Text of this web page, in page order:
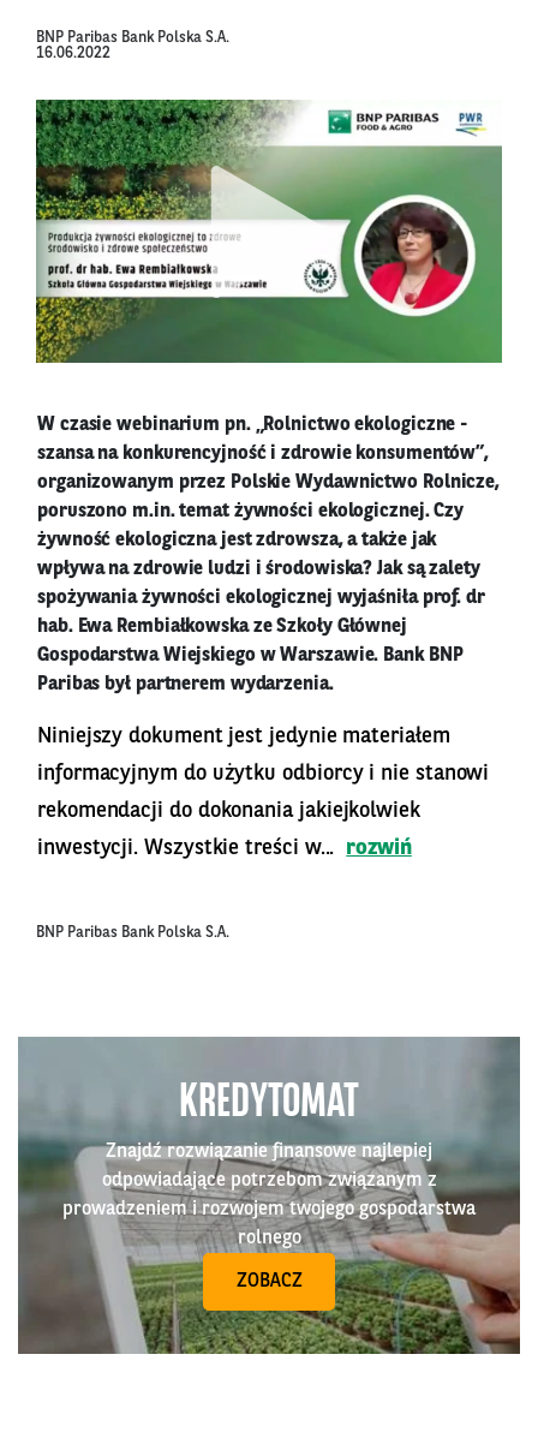
BNP Paribas Bank Polska S.A.
16.06.2022
W czasie webinarium pn. „Rolnictwo ekologiczne -
szansa na konkurencyjność i zdrowie konsumentów”,
organizowanym przez Polskie Wydawnictwo Rolnicze,
poruszono m.in. temat żywności ekologicznej. Czy
żywność ekologiczna jest zdrowsza, a także jak
wpływa na zdrowie ludzi i środowiska? Jak są zalety
spożywania żywności ekologicznej wyjaśniła prof. dr
hab. Ewa Rembiałkowska ze Szkoły Głównej
Gospodarstwa Wiejskiego w Warszawie. Bank BNP
Paribas był partnerem wydarzenia.
Niniejszy dokument jest jedynie materiałem
informacyjnym do użytku odbiorcy i nie stanowi
rekomendacji do dokonania jakiejkolwiek
inwestycji. Wszystkie treści w...
rozwiń
BNP Paribas Bank Polska S.A.
KREDYTOMAT
Znajdź rozwiązanie finansowe najlepiej
odpowiadające potrzebom związanym z
prowadzeniem i rozwojem twojego gospodarstwa
rolnego
ZOBACZ